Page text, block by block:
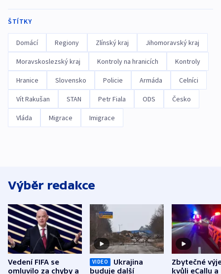
ŠTÍTKY
Domácí Regiony Zlínský kraj Jihomoravský kraj
Moravskoslezský kraj Kontroly na hranicích Kontroly
Hranice Slovensko Policie Armáda Celníci
Vít Rakušan STAN Petr Fiala ODS Česko
Vláda Migrace Imigrace
Výběr redakce
Vedení FIFA se
omluvilo za chyby a
VIDEO
Ukrajina
buduje další
Zbytečné
kvůli eCallu a